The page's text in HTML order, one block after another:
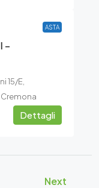
ASTA
–
15/E,
Dettagli
Next